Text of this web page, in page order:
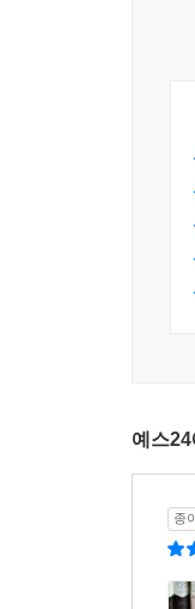
(귀찮
(뭐가
셋째,
(물론
소설
오빠’
폭은 한
느낄
예스
종